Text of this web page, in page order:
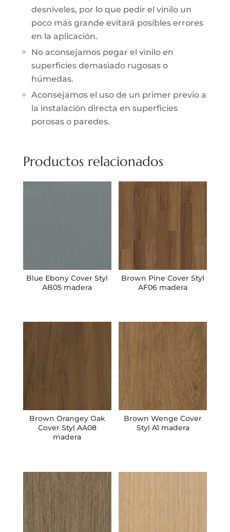
desniveles, por lo que pedir el vinilo un
poco más grande evitará posibles errores
en la aplicación.
No aconsejamos pegar el vinilo en
superficies demasiado rugosas o
húmedas.
Aconsejamos el uso de un primer previo a
la instalación directa en superficies
porosas o paredes.
Productos relacionados
Blue Ebony Cover Styl
AB05 madera
Brown Pine Cover Styl
AF06 madera
Brown Orangey Oak
Cover Styl AA08
madera
Brown Wenge Cover
Styl A1 madera